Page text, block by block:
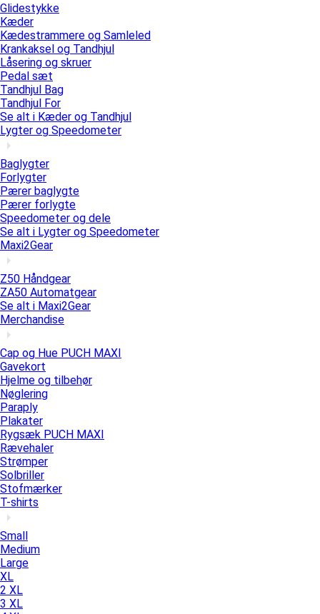
Glidestykke
Kæder
Kædestrammere og Samleled
Krankaksel og Tandhjul
Låsering og skruer
Pedal sæt
Tandhjul Bag
Tandhjul For
Se alt i Kæder og Tandhjul
Lygter og Speedometer
Baglygter
Forlygter
Pærer baglygte
Pærer forlygte
Speedometer og dele
Se alt i Lygter og Speedometer
Maxi2Gear
Z50 Håndgear
ZA50 Automatgear
Se alt i Maxi2Gear
Merchandise
Cap og Hue PUCH MAXI
Gavekort
Hjelme og tilbehør
Nøglering
Paraply
Plakater
Rygsæk PUCH MAXI
Rævehaler
Strømper
Solbriller
Stofmærker
T-shirts
Small
Medium
Large
XL
2 XL
3 XL